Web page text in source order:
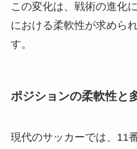
この変化は、戦術の進化
における柔軟性が求めら
す。
ポジションの柔軟性と
現代のサッカーでは、11